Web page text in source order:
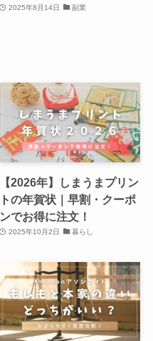
2025年8月14日 副業
【2026年】しまうまプリン
トの年賀状｜早割・クーポ
ンでお得に注文！
2025年10月2日 暮らし